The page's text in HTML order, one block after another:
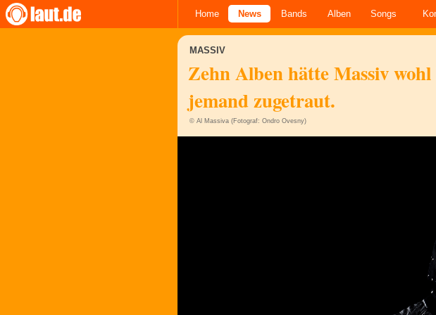
Home News Bands Alben Songs
MASSIV
Zehn Alben hätte Massiv
jemand zugetraut.
© Al Massiva (Fotograf: Ondro Ovesny)